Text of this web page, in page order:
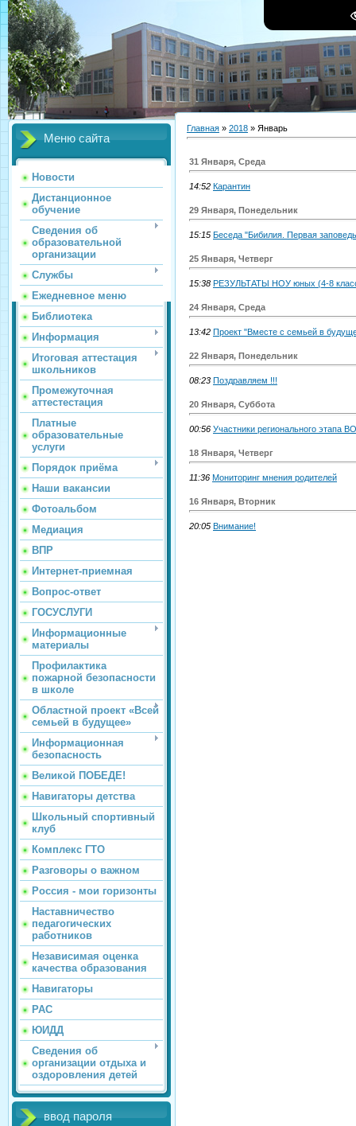
Меню сайта
Новости
Дистанционное
обучение
Сведения об
образовательной
организации
Службы
Ежедневное меню
Библиотека
Информация
Итоговая аттестация
школьников
Промежуточная
аттестестация
Платные
образовательные
услуги
Порядок приёма
Наши вакансии
Фотоальбом
Медиация
ВПР
Интернет-приемная
Вопрос-ответ
ГОСУСЛУГИ
Информационные
материалы
Профилактика
пожарной безопасности
в школе
Областной проект «Всей
семьей в будущее»
Информационная
безопасность
Великой ПОБЕДЕ!
Навигаторы детства
Школьный спортивный
клуб
Комплекс ГТО
Разговоры о важном
Россия - мои горизонты
Наставничество
педагогических
работников
Независимая оценка
качества образования
Навигаторы
РАС
ЮИДД
Сведения об
организации отдыха и
оздоровления детей
ввод пароля
Главная » 2018 » Январь
31 Января, Среда
14:52 Карантин
29 Января, Понедельник
15:15 Беседа "Бибилия. Первая
25 Января, Четверг
15:38 РЕЗУЛЬТАТЫ НОУ юных (4-8
24 Января, Среда
13:42 Проект "Вместе с семьей в
22 Января, Понедельник
08:23 Поздравляем !!!
20 Января, Суббота
00:56 Участники регионального этапа
18 Января, Четверг
11:36 Мониторинг мнения родителей
16 Января, Вторник
20:05 Внимание!